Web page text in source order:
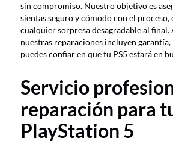
sin compromiso. Nuestro objetivo es
sientas seguro y cómodo con el
cualquier sorpresa desagradable al final.
nuestras reparaciones incluyen
puedes confiar en que tu PS5 estará en
Servicio
reparación para
PlayStation 5